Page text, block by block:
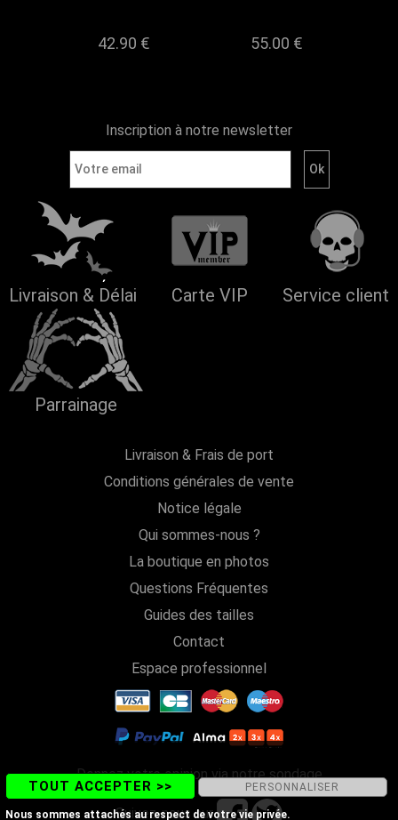
42.90 € 55.00 €
Inscription à notre newsletter
Livraison & Délai Carte VIP Service client
Parrainage
Livraison & Frais de port
Conditions générales de vente
Notice légale
Qui sommes-nous ?
La boutique en photos
Questions Fréquentes
Guides des tailles
Contact
Espace professionnel
Donnez votre opinion via notre sondage
Suivez-nous sur
TOUT ACCEPTER >> PERSONNALISER
Nous sommes attachés au respect de votre vie privée.